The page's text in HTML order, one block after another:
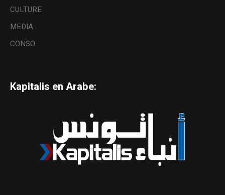
CULTURE
MEDIA
CONSO
Kapitalis en Arabe: